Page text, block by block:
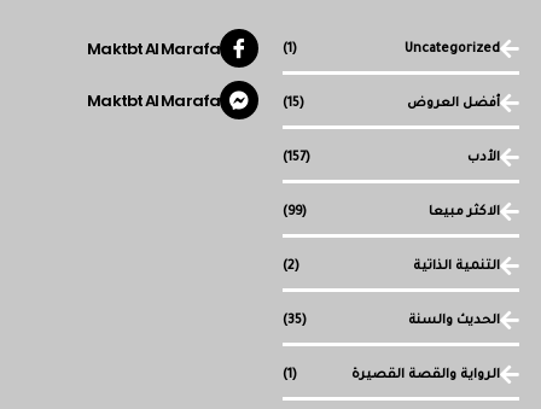
Uncategorized
(1)
أفضل العروض (15)
الأدب (157)
الاكثر مبيعا (99)
التنمية الذاتية (2)
الحديث والسنة (35)
الرواية والقصة القصيرة (1)
Maktbt Al Marafa
Maktbt Al Marafa